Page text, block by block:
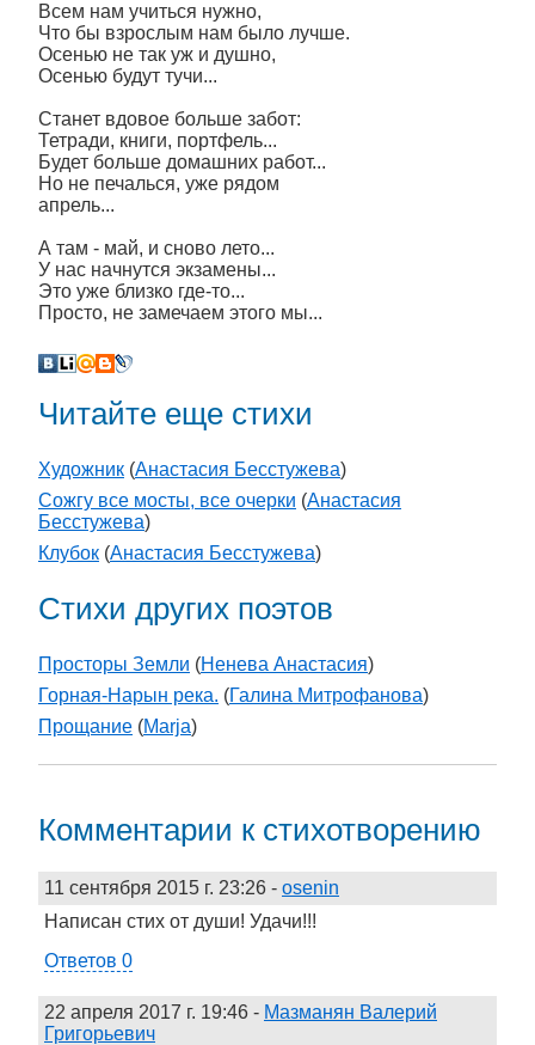
Всем нам учиться нужно,
Что бы взрослым нам было лучше.
Осенью не так уж и душно,
Осенью будут тучи...
Станет вдовое больше забот:
Тетради, книги, портфель...
Будет больше домашних работ...
Но не печалься, уже рядом
апрель...
А там - май, и сново лето...
У нас начнутся экзамены...
Это уже близко где-то...
Просто, не замечаем этого мы...
Читайте еще стихи
Художник (Анастасия Бесстужева)
Сожгу все мосты, все очерки (Анастасия
Бесстужева)
Клубок (Анастасия Бесстужева)
Стихи других поэтов
Просторы Земли (Ненева Анастасия)
Горная-Нарын река. (Галина Митрофанова)
Прощание (Marja)
Комментарии к стихотворению
11 сентября 2015 г. 23:26 - osenin
Написан стих от души! Удачи!!!
Ответов 0
22 апреля 2017 г. 19:46 - Мазманян Валерий
Григорьевич